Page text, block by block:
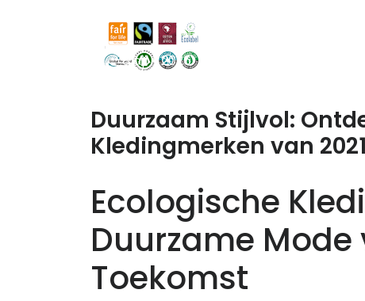
8 apr, 2026
Duurzaam Stijlvol:
Kledingmerken van 2021
Ecologische
Duurzame Mode
Toekomst